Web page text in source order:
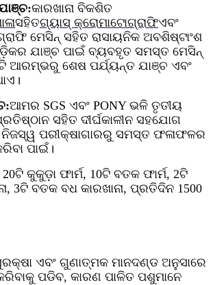
କାରଖାନା ବିକଶିତ
ସହିତଗ୍ୟାସ୍ କ୍ରୋମାଟୋଗ୍ରାଫିଏବଂ
ମେସିନ୍ ସହିତ ରାସାୟନିକ ଅବଶିଷ୍ଟାଂଶ
ଯାଞ୍ଚ ପାଇଁ ବ୍ୟବହୃତ ସମସ୍ତ ମେସିନ୍
ଆରମ୍ଭରୁ ଶେଷ ପର୍ଯ୍ୟନ୍ତ ଯାଞ୍ଚ ଏବଂ
ଆମର SGS ଏବଂ PONY ଭଳି ତୃତୀୟ
ସହିତ ଦୀର୍ଘକାଳୀନ ସହଯୋଗ
ପରୀକ୍ଷାଗାରରୁ ସମସ୍ତ ଫଳାଫଳର
ପାଇଁ।
କୁକୁଡ଼ା ଫାର୍ମ, 10ଟି ବତକ ଫାର୍ମ, 2ଟି
3ଟି ବତକ ବଧ କାରଖାନା, ପ୍ରତିଦିନ 1500
ଏବଂ ଗୁଣାତ୍ମକ ମାନଦଣ୍ଡ ଅନୁସାରେ
ପଡିବ, କାରଣ ପାଳିତ ପଶୁମାନେ